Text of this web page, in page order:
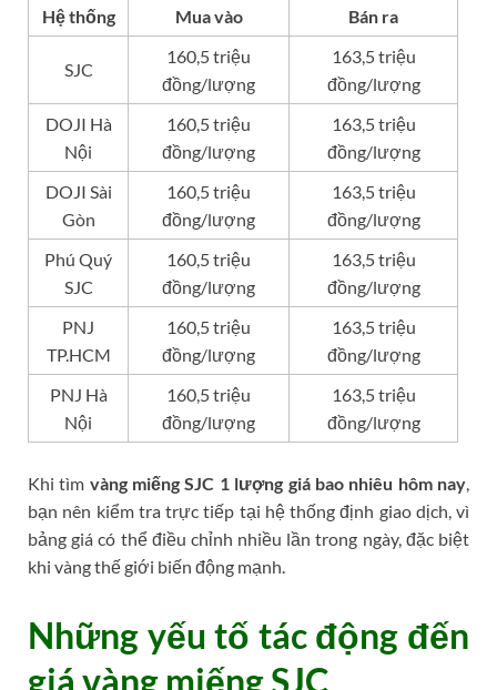
Hệ thống Mua vào Bán ra
SJC
160,5 triệu
đồng/lượng
163,5 triệu
đồng/lượng
DOJI Hà
Nội
160,5 triệu
đồng/lượng
163,5 triệu
đồng/lượng
DOJI Sài
Gòn
160,5 triệu
đồng/lượng
163,5 triệu
đồng/lượng
Phú Quý
SJC
160,5 triệu
đồng/lượng
163,5 triệu
đồng/lượng
PNJ
TP.HCM
160,5 triệu
đồng/lượng
163,5 triệu
đồng/lượng
PNJ Hà
Nội
160,5 triệu
đồng/lượng
163,5 triệu
đồng/lượng
Khi tìm vàng miếng SJC 1 lượng giá bao nhiêu hôm nay,
bạn nên kiểm tra trực tiếp tại hệ thống định giao dịch, vì
bảng giá có thể điều chỉnh nhiều lần trong ngày, đặc biệt
khi vàng thế giới biến động mạnh.
Những yếu tố tác động đến
giá vàng miếng SJC